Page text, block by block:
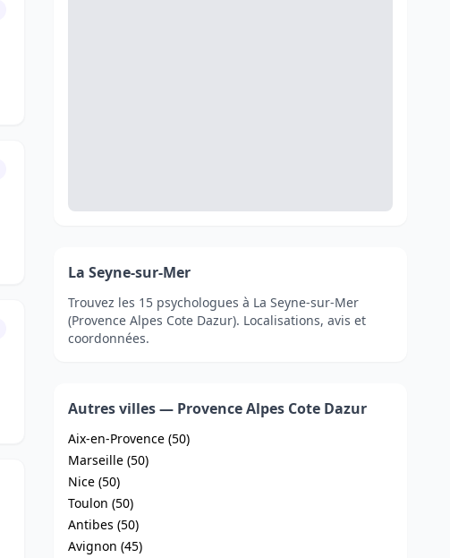
La Seyne-sur-Mer
Trouvez les 15 psychologues à La Seyne-sur-Mer
(Provence Alpes Cote Dazur). Localisations, avis et
coordonnées.
Autres villes — Provence Alpes Cote Dazur
Aix-en-Provence (50)
Marseille (50)
Nice (50)
Toulon (50)
Antibes (50)
Avignon (45)